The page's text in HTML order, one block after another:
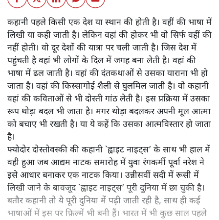
कहानी पहले किसी एक देश या स्थान की होती है। वहीं की भाषा में
लिखी या कही जाती है। लेकिन वहां की होकर भी वो सिर्फ वहीं की
नहीं होती। वो दूर देशों की यात्रा पर चली जाती है। जिस देश में
पहुंचती है वहां भी लोगों के दिल में जगह बना लेती है। वहां की
भाषा में ढल जाती है। वहां की दंतकथाओं से उसका याराना भी हो
जाता है। वहां की किस्सागोई शैली से घुलमिल जाती है। वो कहानी
वहां की कविताओं से भी दोस्ती गांठ लेती है। इस प्रक्रिया में उसका
रूप थोड़ा बदल भी जाता है। मगर थोड़ा बदलकर अपनी मूल आत्मा
को बचाए भी रखती है। या ये कहें कि उसका आत्मविस्तार हो जाता
है।
फ्योदोर दोस्तोवस्की की कहानी `ह्वाइट नाइट्स’ के साथ भी हाल में
वही हुआ जब आद्यम नाटक समारोह में युवा रंगकर्मी पूर्वा नरेश ने
इसे आधार बनाकर एक नाटक किया। उन्नीसवीं सदी में रूसी में
लिखी जाने के बावजूद `ह्वाइट नाइट्स’ पूरी दुनिया में छा चुकी है।
बतौर कहानी तो ये पूरी दुनिया में पढ़ी जाती रही है, साथ ही कई
भाषाओं में इस पर फ़िल्में भी बनी हैं। भारत में भी कुछ साल पहले